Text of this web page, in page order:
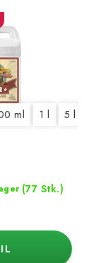
ml 1 l 5 l
(77 Stk.)